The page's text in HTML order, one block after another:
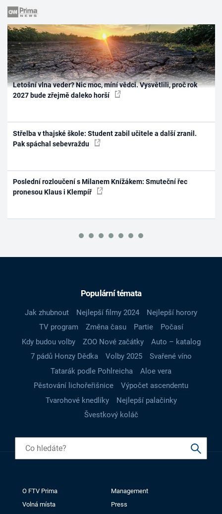
Letošní vlna veder? Nic moc, míní vědci. Vysvětlili, proč rok
2027 bude zřejmě daleko horší
Střelba v thajské škole: Student zabil učitele a další zranil.
Pak spáchal sebevraždu
Poslední rozloučení s Milanem Knížákem: Smuteční řec
pronesou Klaus i Klempíř
Populární témata
Jak zhubnout Nejlepší filmy 2024
Nejlepší horory
TV program
Změna času Partie
Počasí
Kdy budou volby
ZOO Nové začátky
Auto – katalog
7 pádů Honzy Dědka
Volby 2025
Svařené víno
Tatarák podle Pohlreicha
Aloe vera
Pěstování lichořeřišnice
Výpočet ascendentu
Tvarohové knedlíky
Nejlepší palačinky
Švestkový koláč
O FTV Prima
Management
Volná místa
Press